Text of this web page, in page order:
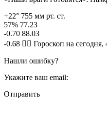
+22° 755 мм рт. ст.
57% 77.23
-0.70 88.03
-0.68 🧙‍♀ Гороскоп на
Нашли ошибку?
Укажите ваш email:
Отправить